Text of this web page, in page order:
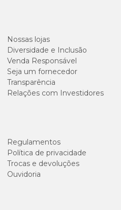
Nossas lojas
Diversidade e Inclusão
Venda Responsável
Seja um fornecedor
Transparência
Relações com Investidores
Regulamentos
Política de privacidade
Trocas e devoluções
Ouvidoria